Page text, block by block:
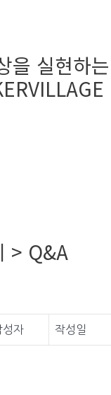
을 실현하
> Q&A
성자 작성일